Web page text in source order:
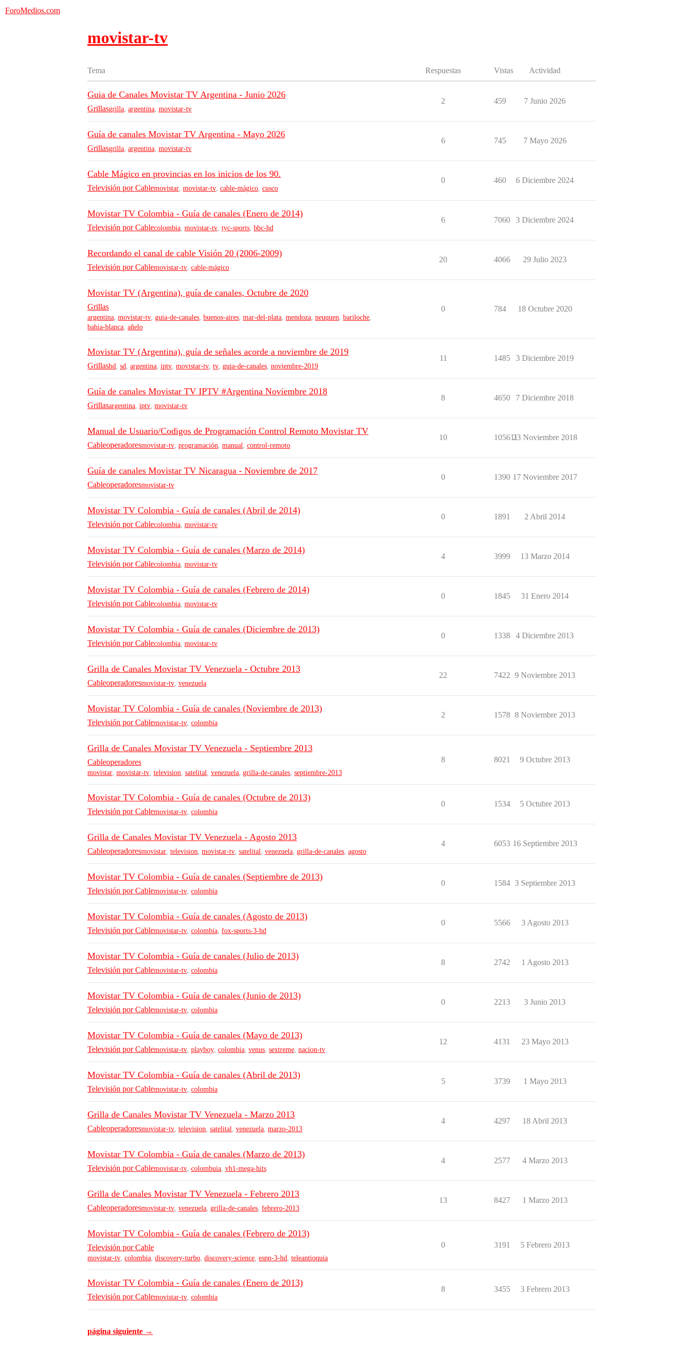
ForoMedios.com
movistar-tv
Tema Respuestas Vistas Actividad
Guia de Canales Movistar TV Argentina - Junio 2026
Grillasgrilla argentina movistar-tv
2 459 7 Junio 2026
Guía de canales Movistar TV Argentina - Mayo 2026
Grillasgrilla argentina movistar-tv
6 745 7 Mayo 2026
Cable Mágico en provincias en los inicios de los 90.
Televisión por Cablemovistar movistar-tv cable-mágico cusco
0 460 6 Diciembre 2024
Movistar TV Colombia - Guía de canales (Enero de 2014)
Televisión por Cablecolombia movistar-tv tyc-sports bbc-hd
6 7060 3 Diciembre 2024
Recordando el canal de cable Visión 20 (2006-2009)
Televisión por Cablemovistar-tv cable-mágico
20 4066 29 Julio 2023
Movistar TV (Argentina), guía de canales, Octubre de 2020
Grillas
argentina, movistar-tv, guia-de-canales, buenos-aires, mar-del-plata, mendoza, neuquen, bariloche,
bahia-blanca, añelo
0 784 18 Octubre 2020
Movistar TV (Argentina), guía de señales acorde a noviembre de 2019
Grillashd sd argentina iptv movistar-tv tv guia-de-canales noviembre-2019
11 1485 3 Diciembre 2019
Guía de canales Movistar TV IPTV #Argentina Noviembre 2018
Grillasargentina iptv movistar-tv
8 4650 7 Diciembre 2018
Manual de Usuario/Codigos de Programación Control Remoto Movistar TV
Cableoperadoresmovistar-tv programación manual control-remoto
10 10561123 Noviembre 2018
Guía de canales Movistar TV Nicaragua - Noviembre de 2017
Cableoperadoresmovistar-tv
0 1390 17 Noviembre 2017
Movistar TV Colombia - Guía de canales (Abril de 2014)
Televisión por Cablecolombia movistar-tv
0 1891 2 Abril 2014
Movistar TV Colombia - Guía de canales (Marzo de 2014)
Televisión por Cablecolombia movistar-tv
4 3999 13 Marzo 2014
Movistar TV Colombia - Guía de canales (Febrero de 2014)
Televisión por Cablecolombia movistar-tv
0 1845 31 Enero 2014
Movistar TV Colombia - Guía de canales (Diciembre de 2013)
Televisión por Cablecolombia movistar-tv
0 1338 4 Diciembre 2013
Grilla de Canales Movistar TV Venezuela - Octubre 2013
Cableoperadoresmovistar-tv venezuela
22 7422 9 Noviembre 2013
Movistar TV Colombia - Guía de canales (Noviembre de 2013)
Televisión por Cablemovistar-tv colombia
2 1578 8 Noviembre 2013
Grilla de Canales Movistar TV Venezuela - Septiembre 2013
Cableoperadores
movistar, movistar-tv, television, satelital, venezuela, grilla-de-canales, septiembre-2013
8 8021 9 Octubre 2013
Movistar TV Colombia - Guía de canales (Octubre de 2013)
Televisión por Cablemovistar-tv colombia
0 1534 5 Octubre 2013
Grilla de Canales Movistar TV Venezuela - Agosto 2013
Cableoperadoresmovistar television movistar-tv satelital venezuela grilla-de-canales agosto
4 6053 16 Septiembre 2013
Movistar TV Colombia - Guía de canales (Septiembre de 2013)
Televisión por Cablemovistar-tv colombia
0 1584 3 Septiembre 2013
Movistar TV Colombia - Guía de canales (Agosto de 2013)
Televisión por Cablemovistar-tv colombia fox-sports-3-hd
0 5566 3 Agosto 2013
Movistar TV Colombia - Guía de canales (Julio de 2013)
Televisión por Cablemovistar-tv colombia
8 2742 1 Agosto 2013
Movistar TV Colombia - Guía de canales (Junio de 2013)
Televisión por Cablemovistar-tv colombia
0 2213 3 Junio 2013
Movistar TV Colombia - Guía de canales (Mayo de 2013)
Televisión por Cablemovistar-tv playboy colombia venus sextreme nacion-tv
12 4131 23 Mayo 2013
Movistar TV Colombia - Guía de canales (Abril de 2013)
Televisión por Cablemovistar-tv colombia
5 3739 1 Mayo 2013
Grilla de Canales Movistar TV Venezuela - Marzo 2013
Cableoperadoresmovistar-tv television satelital venezuela marzo-2013
4 4297 18 Abril 2013
Movistar TV Colombia - Guía de canales (Marzo de 2013)
Televisión por Cablemovistar-tv colombuia vh1-mega-hits
4 2577 4 Marzo 2013
Grilla de Canales Movistar TV Venezuela - Febrero 2013
Cableoperadoresmovistar-tv venezuela grilla-de-canales febrero-2013
13 8427 1 Marzo 2013
Movistar TV Colombia - Guía de canales (Febrero de 2013)
Televisión por Cable
movistar-tv, colombia, discovery-turbo, discovery-science, espn-3-hd, teleantioquia
0 3191 5 Febrero 2013
Movistar TV Colombia - Guía de canales (Enero de 2013)
Televisión por Cablemovistar-tv colombia
8 3455 3 Febrero 2013
página siguiente →